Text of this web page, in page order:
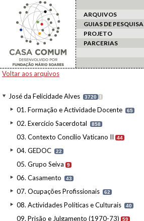
ARQUIVOS
GUIAS DE PESQUISA
PROJETO
PARCERIAS
Voltar aos arquivos
José da Felicidade Alves 3720 I
01. Formação e Actividade Docente 65
02. Exercício Sacerdotal 858
03. Contexto Concílio Vaticano II 44
04. GEDOC 22
05. Grupo Seiva 9
06. Casamento 43
07. Ocupações Profissionais 62
08. Actividades Políticas e Culturais 40
09. Prisão e Julgamento (1970-73) 59